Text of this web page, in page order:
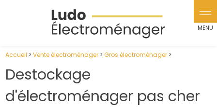
Accueil >Vente électroménager >Gros électroménager >
Destockage
d'électroménager pas cher